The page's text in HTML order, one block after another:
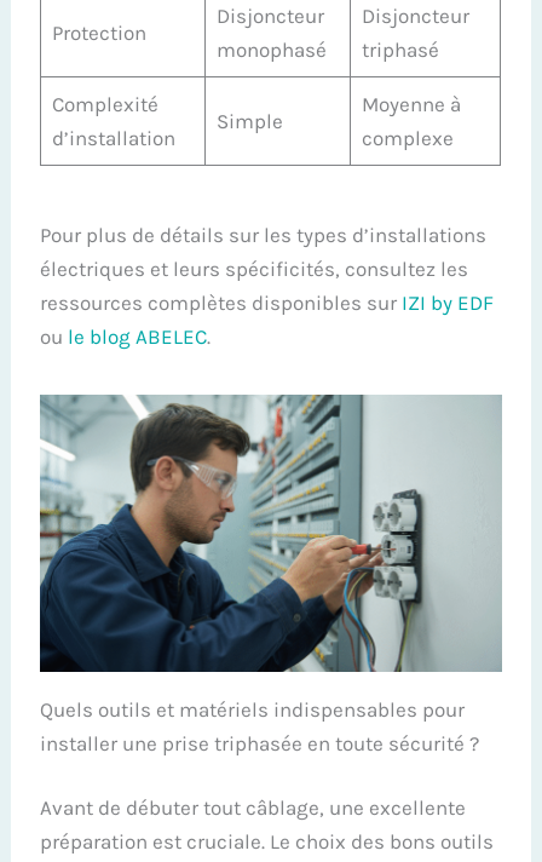
Protection
Disjoncteur
monophasé
Disjoncteur
triphasé
Complexité
d’installation
Simple
Moyenne à
complexe
Pour plus de détails sur les types d’installations
électriques et leurs spécificités, consultez les
ressources complètes disponibles sur IZI by EDF
ou le blog ABELEC.
Quels outils et matériels indispensables pour
installer une prise triphasée en toute sécurité ?
Avant de débuter tout câblage, une excellente
préparation est cruciale. Le choix des bons outils